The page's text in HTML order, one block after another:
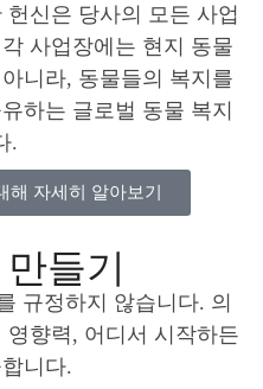
신은 당사의 모든 사업
사업장에는 현지 동물
니라, 동물들의 복지를
하는 글로벌 동물 복지
.
해 자세히 알아보기
들기
규정하지 않습니다. 의
향력, 어디서 시작하든
니다.